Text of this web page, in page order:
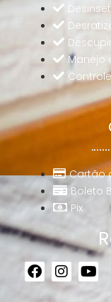
Manejo
Cartão
Boleto
Pix